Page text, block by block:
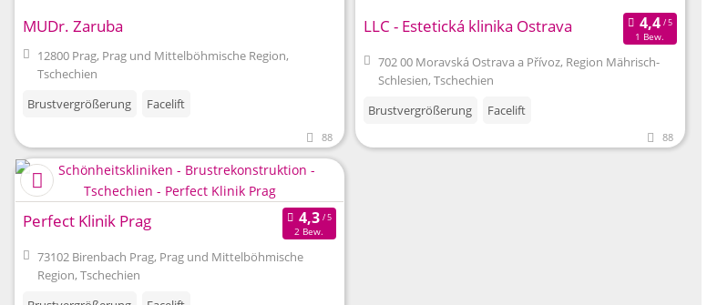
MUDr. Zaruba
12800 Prag, Prag und Mittelböhmische Region,
Tschechien
Brustvergrößerung
Facelift
88
LLC - Estetická klinika Ostrava
1 Bew.
702 00 Moravská Ostrava a Přívoz, Region Mährisch-
Schlesien, Tschechien
Brustvergrößerung
Facelift
88
Perfect Klinik Prag
2 Bew.
73102 Birenbach Prag, Prag und Mittelböhmische
Region, Tschechien